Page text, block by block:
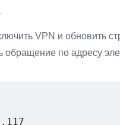
VPN и обновить
по адресу